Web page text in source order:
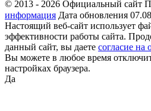
© 2013 - 2026 Официальный
информация Дата обновления
Настоящий веб-сайт использует
эффективности работы сайта.
данный сайт, вы даете согласие на
Вы можете в любое время
настройках браузера.
Да